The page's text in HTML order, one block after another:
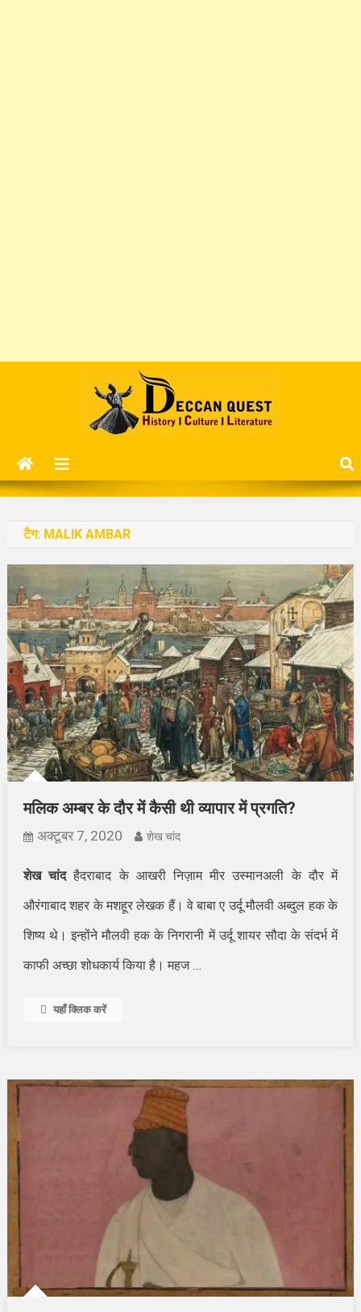
Deccan Quest
टैग: MALIK AMBAR
मलिक अम्बर के दौर में कैसी थी व्यापार में प्रगति?
अक्टूबर 7, 2020 शेख चांद
शेख चांदहैदराबाद के आखरी निज़ाम मीर उस्मानअली के दौर में
औरंगाबाद शहर के मशहूर लेखक हैं। वे बाबा ए उर्दू मौलवी अब्दुल हक के
शिष्य थे। इन्होंने मौलवी हक के निगरानी में उर्दू शायर सौदा के संदर्भ में
काफी अच्छा शोधकार्य किया है। महज …
यहाँ क्लिक करें